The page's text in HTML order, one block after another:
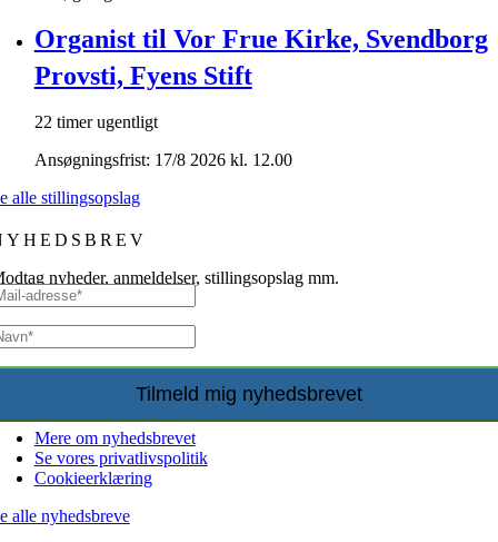
Organist til Vor Frue Kirke, Svendborg
Provsti, Fyens Stift
22 timer ugentligt
Ansøgningsfrist: 17/8 2026 kl. 12.00
alle stillingsopslag
nyheder, anmeldelser, stillingsopslag mm.
Mere om nyhedsbrevet
Se vores privatlivspolitik
Cookieerklæring
alle nyhedsbreve